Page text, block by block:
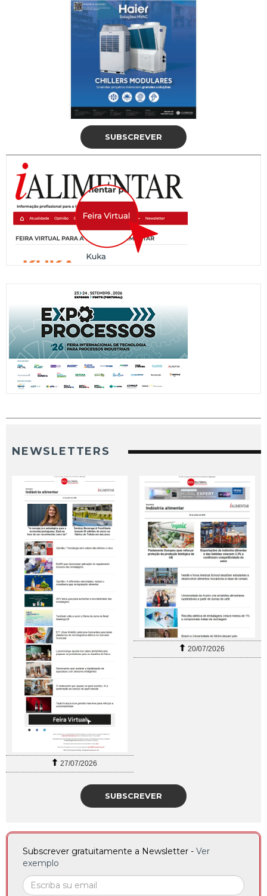
SUBSCREVER
NEWSLETTERS
27/07/2026
20/07/2026
SUBSCREVER
Subscrever gratuitamente a Newsletter - Ver
exemplo